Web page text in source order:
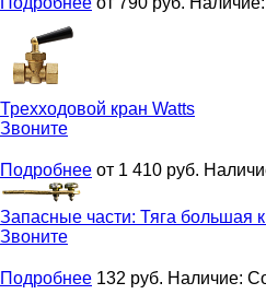
Трехходовой кран Watts
Звоните
Подробнее от 1 410 руб.
Запасные части: Тяга большая
Звоните
Подробнее 132 руб. Наличие: